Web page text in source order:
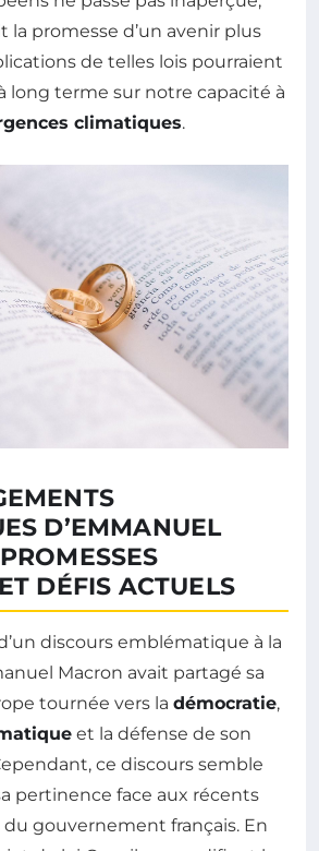
la promesse d’un avenir plus
de telles lois pourraient
long terme sur notre capacité à
climatiques.
D’EMMANUEL
DÉFIS ACTUELS
discours emblématique à la
Macron avait partagé sa
tournée vers la démocratie,
et la défense de son
ce discours semble
pertinence face aux récents
gouvernement français. En